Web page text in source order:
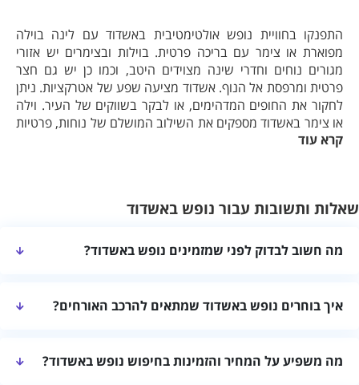
קרא עוד
התפנקו בחוויית נופש אולטימטיבית באשדוד עם לינה בוילה
מפוארת או צימר עם בריכה פרטית. בוילות ובצימרים יש אזורי
מגורים נוחים וחדרי שינה מצוידים היטב, וכמו כן יש גם חצר
פרטית ומרפסת אל הנוף. אשדוד מציעה שפע של אטרקציות. ניתן
לחקור את החופים המדהימים, או לבקר בשווקים של העיר. וילה
או צימר באשדוד מספקים את השילוב המושלם של נוחות, פרטיות
ובילוי לחופשה בלתי נשכחת. הזמינו את שהותכם עוד היום ותצרו
שאלות ותשובות עבור נופש באשדוד
מה חשוב לבדוק לפני שמזמינים נופש באשדוד?
למקום וההתאמה להרכב האורחים ולתכנית החופשה. מומלץ לקרוא את
ביטול לפני אישור ההזמנה.
איך בוחרים נופש באשדוד שמתאים להרכב האורחים?
פרטיות ומרחבים משותפים ולוודא התאמה לילדים, לזוגות או לקבוצה לפי
מה משפיע על המחיר והזמינות בחיפוש נופש באשדוד?